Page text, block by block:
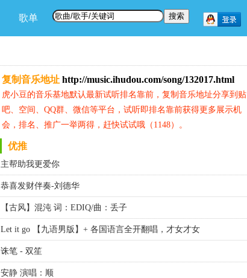
歌单
复制音乐地址 http://music.ihudou.com/song/132017.html
虎小豆的音乐基地默认最新试听排名靠前，复制音乐地址分享到贴
吧、空间、QQ群、微信等平台，试听即排名靠前获得更多展示机
会，排名、推广一举两得，赶快试试哦（1148）。
优推
主帮助我更爱你
恭喜发财伴奏-刘德华
【古风】混沌 词：EDIQ/曲：丢子
Let it go 【九语男版】+ 各国语言全开翻唱，才女才女
诛笔 - 双笙
安静 演唱：顺